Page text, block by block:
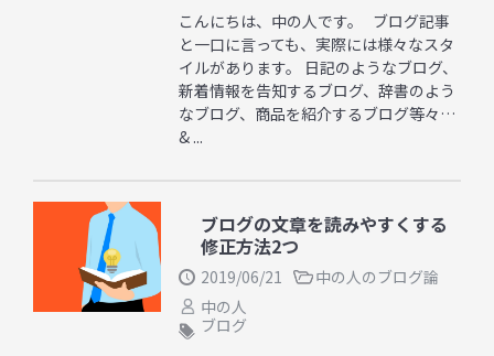
こんにちは、中の人です。 ブログ記事
と一口に言っても、実際には様々なスタ
イルがあります。 日記のようなブログ、
新着情報を告知するブログ、辞書のよう
なブログ、商品を紹介するブログ等々…
& ...
ブログの文章を読みやすくする
修正方法2つ
2019/06/21
中の人のブログ論
中の人
ブログ